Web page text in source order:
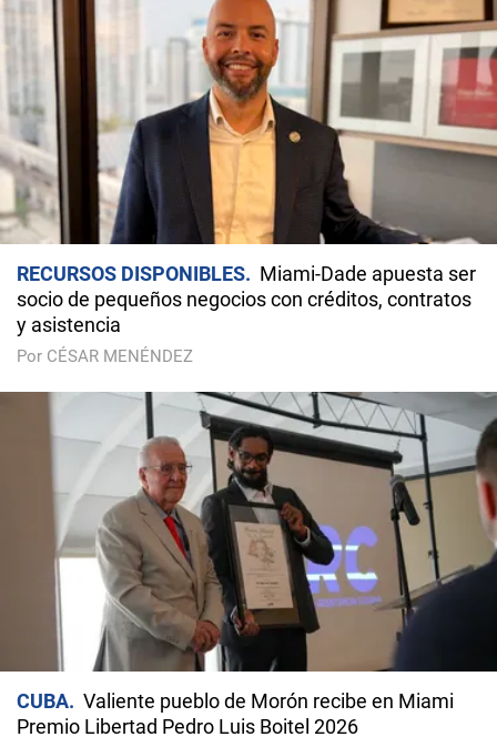
RECURSOS DISPONIBLES
Miami-Dade apuesta ser
socio de pequeños negocios con créditos, contratos
y asistencia
Por CÉSAR MENÉNDEZ
CUBA
Valiente pueblo de Morón recibe en Miami
Premio Libertad Pedro Luis Boitel 2026